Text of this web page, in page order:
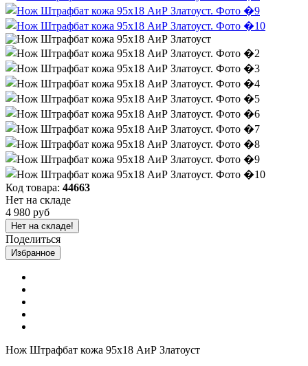
Код товара: 44663
Нет на складе
4 980 руб
Нет на складе!
Поделиться
Избранное
Нож Штрафбат кожа 95х18 АиР Златоуст